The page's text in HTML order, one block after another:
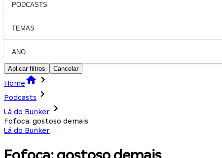
PODCASTS
TEMAS
ANO
Aplicar filtros Cancelar
Home
Podcasts
Lá do Bunker
Fofoca: gostoso demais
Lá do Bunker